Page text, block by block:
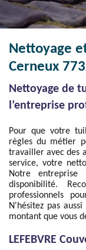
Nettoyage
Cerneux
Nettoyage de
l’entreprise
Pour que votre
règles du métier
travailler avec des
service, votre
Notre
disponibilité.
professionnels
N'hésitez pas
montant que vous
LEFEBVRE